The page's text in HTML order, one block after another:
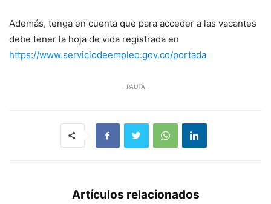
Además, tenga en cuenta que para acceder a las vacantes
debe tener la hoja de vida registrada en
https://www.serviciodeempleo.gov.co/portada
- PAUTA -
Artículos relacionados